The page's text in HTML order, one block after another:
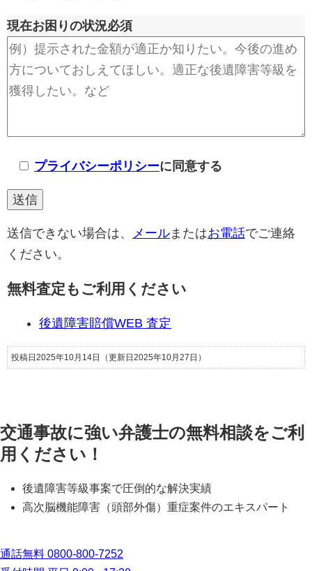
現在お困りの状況必須
プライバシーポリシーに同意する
送信できない場合は、 メールまたはお電話でご連絡
ください。
無料査定もご利用ください
後遺障害賠償WEB 査定
投稿日2025年10月14日 （更新日2025年10月27日）
交通事故に強い弁護士の無料相談をご利
用ください！
後遺障害等級事案で圧倒的な解決実績
高次脳機能障害（頭部外傷）重症案件のエキスパート
通話無料 0800-800-7252